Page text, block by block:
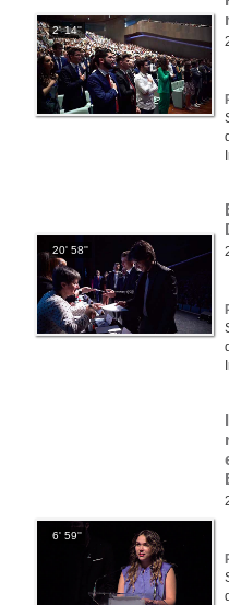
2' 14''
20' 58''
6' 59''